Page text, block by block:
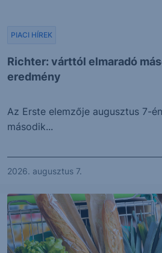
Richter: várttól elmaradó
eredmény
PIACI HÍREK
Az Erste elemzője augusztus 7-
második...
2026. augusztus 7.